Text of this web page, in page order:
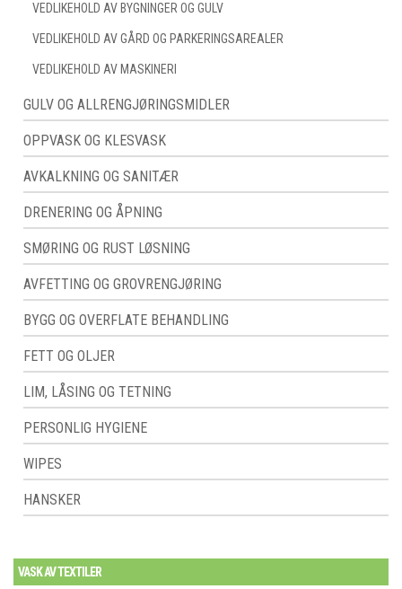
VEDLIKEHOLD AV BYGNINGER OG GULV
VEDLIKEHOLD AV GÅRD OG PARKERINGSAREALER
VEDLIKEHOLD AV MASKINERI
GULV OG ALLRENGJØRINGSMIDLER
OPPVASK OG KLESVASK
AVKALKNING OG SANITÆR
DRENERING OG ÅPNING
SMØRING OG RUST LØSNING
AVFETTING OG GROVRENGJØRING
BYGG OG OVERFLATE BEHANDLING
FETT OG OLJER
LIM, LÅSING OG TETNING
PERSONLIG HYGIENE
WIPES
HANSKER
VASK AV TEXTILER